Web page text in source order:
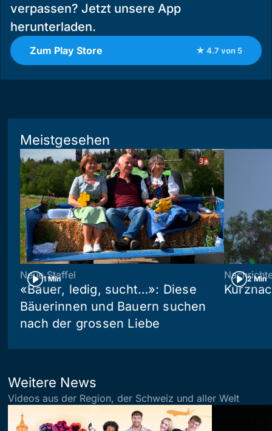
verpassen? Jetzt unsere App
herunterladen.
Zum Play Store ★ 4.7 von 5
Meistgesehen
1 Min
Neue Staffel
«Bauer, ledig, sucht…»: Diese
Bäuerinnen und Bauern suchen
nach der grossen Liebe
2 Min
Weitere News
Videos aus der Region, der Schweiz und aller Welt